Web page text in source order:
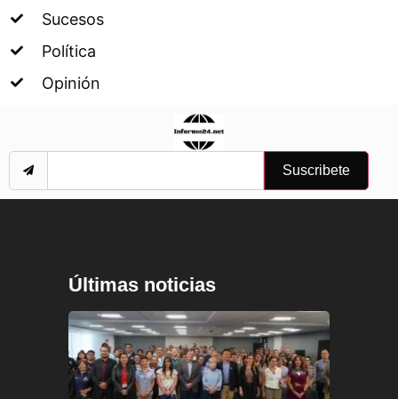
Sucesos
Política
Opinión
Suscribete
Últimas noticias